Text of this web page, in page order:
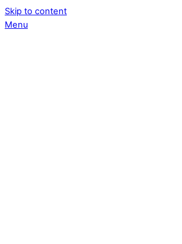
Skip to content
Menu